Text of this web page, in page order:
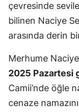
çevresinde
bilinen Naciye
arasında derin
Merhume
2025 Pazartesi
Camii’nde öğle
cenaze